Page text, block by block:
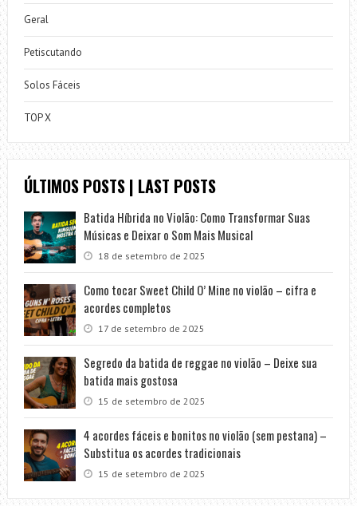
Geral
Petiscutando
Solos Fáceis
TOP X
ÚLTIMOS POSTS | LAST POSTS
Batida Híbrida no Violão: Como Transformar Suas
Músicas e Deixar o Som Mais Musical
18 de setembro de 2025
Como tocar Sweet Child O’ Mine no violão – cifra e
acordes completos
17 de setembro de 2025
Segredo da batida de reggae no violão – Deixe sua
batida mais gostosa
15 de setembro de 2025
4 acordes fáceis e bonitos no violão (sem pestana) –
Substitua os acordes tradicionais
15 de setembro de 2025